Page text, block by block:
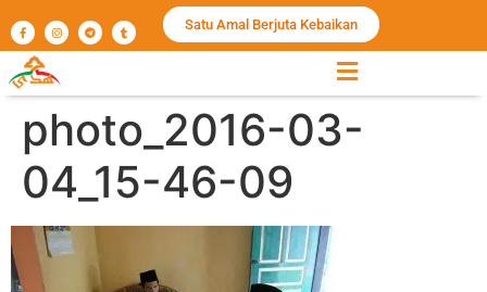
Satu Amal Berjuta Kebaikan
photo_2016-03-
04_15-46-09